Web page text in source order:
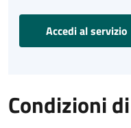
Accedi al servizio
Condizioni